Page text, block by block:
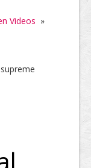
Videos »